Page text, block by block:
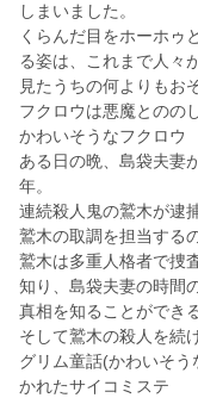
しまいました。
くらんだ目をホーホゥ
る姿は、これまで人々
見たうちの何よりもお
フクロウは悪魔とのの
かわいそうなフクロウ
ある日の晩、島袋夫妻
年。
連続殺人⻤の鷲木が逮
鷲木の取調を担当する
鷲木は多重人格者で捜
知り、島袋夫妻の時間
真相を知ることができ
そして鷲木の殺人を続
グリム童話(かわいそ
かれたサイコミステ